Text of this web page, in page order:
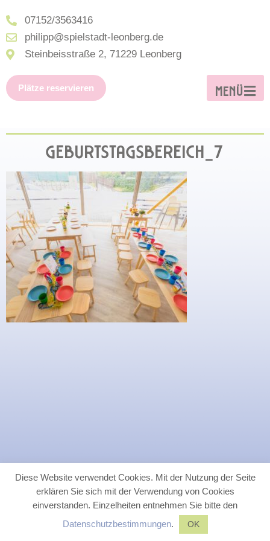
07152/3563416
philipp@spielstadt-leonberg.de
Steinbeisstraße 2, 71229 Leonberg
Plätze reservieren MENÜ
GEBURTSTAGSBEREICH_7
Diese Website verwendet Cookies. Mit der Nutzung der Seite
erklären Sie sich mit der Verwendung von Cookies
einverstanden. Einzelheiten entnehmen Sie bitte den
Datenschutzbestimmungen. OK